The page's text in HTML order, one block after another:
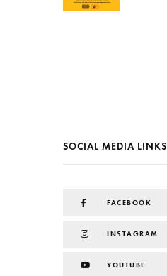
SOCIAL MEDIA LINKS
FACEBOOK
INSTAGRAM
YOUTUBE